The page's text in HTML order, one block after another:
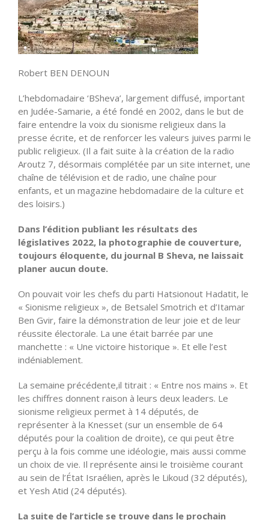
Robert BEN DENOUN
L’hebdomadaire ‘BSheva’, largement diffusé, important
en Judée-Samarie, a été fondé en 2002, dans le but de
faire entendre la voix du sionisme religieux dans la
presse écrite, et de renforcer les valeurs juives parmi le
public religieux. (Il a fait suite à la création de la radio
Aroutz 7, désormais complétée par un site internet, une
chaîne de télévision et de radio, une chaîne pour
enfants, et un magazine hebdomadaire de la culture et
des loisirs.)
Dans l’édition publiant les résultats des
législatives 2022, la photographie de couverture,
toujours éloquente, du journal B Sheva, ne laissait
planer aucun doute.
On pouvait voir les chefs du parti Hatsionout Hadatit, le
« Sionisme religieux », de Betsalel Smotrich et d’Itamar
Ben Gvir, faire la démonstration de leur joie et de leur
réussite électorale. La une était barrée par une
manchette : « Une victoire historique ». Et elle l’est
indéniablement.
La semaine précédente,il titrait : « Entre nos mains ». Et
les chiffres donnent raison à leurs deux leaders. Le
sionisme religieux permet à 14 députés, de
représenter à la Knesset (sur un ensemble de 64
députés pour la coalition de droite), ce qui peut être
perçu à la fois comme une idéologie, mais aussi comme
un choix de vie. Il représente ainsi le troisième courant
au sein de l’État Israélien, après le Likoud (32 députés),
et Yesh Atid (24 députés).
La suite de l’article se trouve dans le prochain